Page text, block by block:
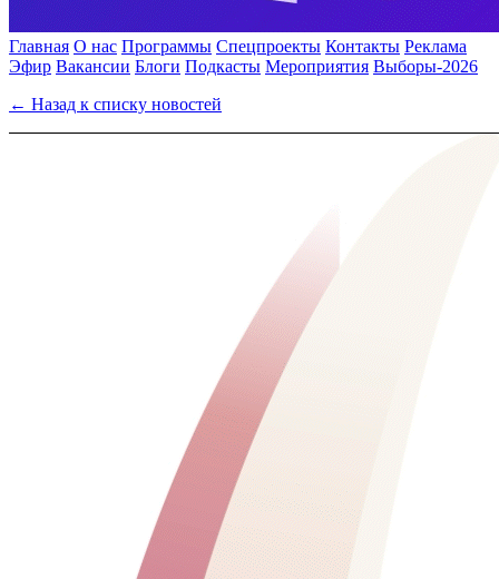
Главная О нас Программы Спецпроекты Контакты Реклама
Эфир Вакансии Блоги Подкасты Мероприятия Выборы-2026
← Назад к списку новостей